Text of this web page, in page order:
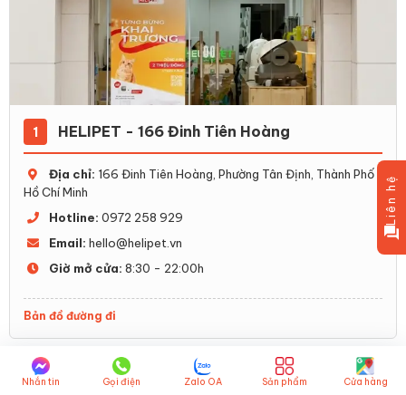
1 HELIPET - 166 Đinh Tiên Hoàng
Địa chỉ: 166 Đinh Tiên Hoàng, Phường Tân Định, Thành Phố
Hồ Chí Minh
Hotline: 0972 258 929
Email: hello@helipet.vn
Giờ mở cửa: 8:30 - 22:00h
Bản đồ đường đi
Liên hệ
Nhắn tin Gọi điện Zalo OA Sản phẩm Cửa hàng